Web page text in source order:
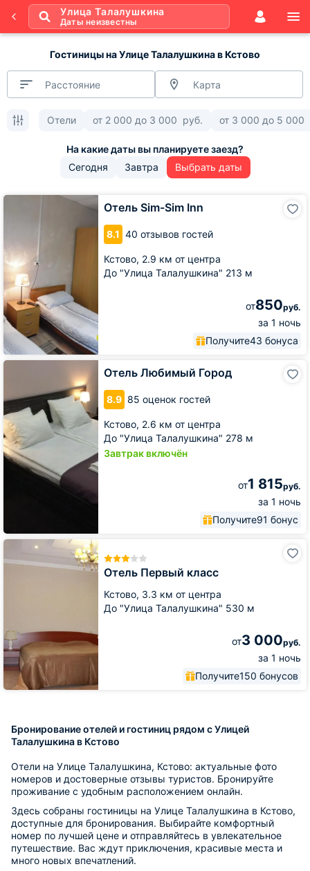
Улица Талалушкина
Даты неизвестны
Гостиницы на Улице Талалушкина в Кстово
Расстояние Карта
Отели от 2 000 до 3 000 руб. от 3 000 до 5 000
Сегодня Завтра Выбрать даты
Отель Sim-Sim Inn
8.1 40 отзывов гостей
Кстово, 2.9 км от центра
До "Улица Талалушкина" 213 м
от850руб.
за 1 ночь
Получите43 бонуса
Отель
Отель Любимый Город
8.9 85 оценок гостей
Кстово, 2.6 км от центра
До "Улица Талалушкина" 278 м
Завтрак включён
от1 815руб.
за 1 ночь
Получите91 бонус
Отель
Отель Первый класс
Кстово, 3.3 км от центра
До "Улица Талалушкина" 530 м
от3 000руб.
за 1 ночь
Получите150 бонусов
Отель
Первый
Бронирование отелей и гостиниц рядом с Улицей
Талалушкина в Кстово
Отели на Улице Талалушкина, Кстово: актуальные фото
номеров и достоверные отзывы туристов. Бронируйте
проживание с удобным расположением онлайн.
Здесь собраны гостиницы на Улице Талалушкина в Кстово,
доступные для бронирования. Выбирайте комфортный
номер по лучшей цене и отправляйтесь в увлекательное
путешествие. Вас ждут приключения, красивые места и
много новых впечатлений.